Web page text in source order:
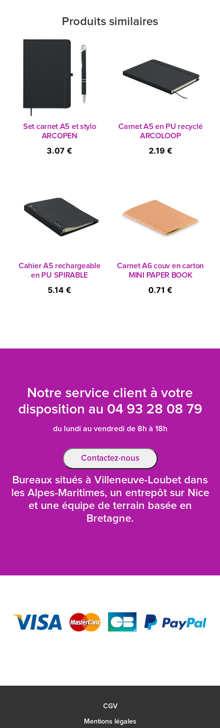
Produits similaires
Set carnet A5 et stylo
ARCOPEN
3.07 €
Carnet A5 en PU recyclé
ARCOLOOP
2.19 €
Cahier A5 rechargeable
en PU SPIRABLE
5.14 €
Carnet A6 couv en carton
MINI PAPER BOOK
0.71 €
Notre service client à votre
disposition au 04 93 28 08 79
du lundi au vendredi de 8h à 18h
Contactez-nous
Bureaux situés à Villeneuve-Loubet dans
les Alpes-Maritimes, un entrepôt sur Nice
et une équipe de terrain basée en
Bretagne.
CGV
Mentions légales